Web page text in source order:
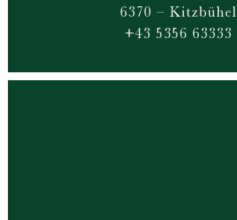
6370 – Kitzbühel
+43 5356 63333